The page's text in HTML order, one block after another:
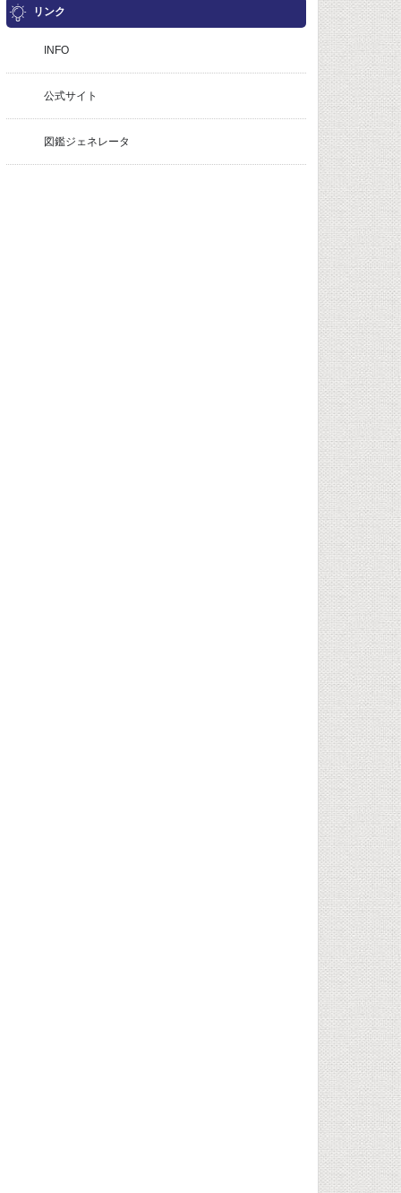
リンク
INFO
公式サイト
図鑑ジェネレータ